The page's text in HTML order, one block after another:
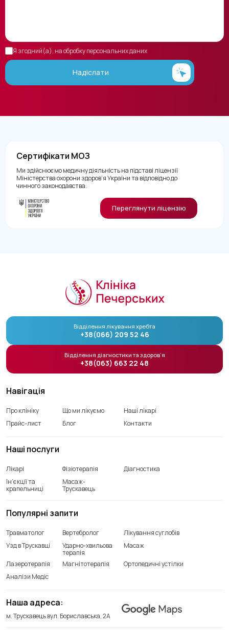
Я згодний(а), на обробку персональних даних
Надіслати
Сертифікати МОЗ
Ми здійснюємо медичну діяльність на підставі ліцензії
Міністерства охорони здоров’я України та відповідно до
чинного законодавства.
Переглянути ліцензію
Навігація
Про клініку Що ми лікуємо
Наші лікарі
Прайс-лист
Блог Контакти
Наші послуги
Лікарі Фізіотерапія
Діагностика
Ін’єкції та
крапельниці
Масаж-
Трускавець
Наша адреса:
м. Трускавець вул. Бориславська, 2А
Популярні запити
Травматолог Вертебролог
Лікування суглобів
Узд в Трускавці
Ударно-хвильова
терапія
Масаж
Лазеротерапія Магнітотерапія
Ортопедичні устілки
Аналізи Медіс
Відділення лікування хребта
+38(066) 209 52 46
Відділення діагностики та здоров’я
+38(063) 663 22 48